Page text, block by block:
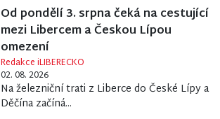
Od pondělí 3. srpna čeká na cestující
mezi Libercem a Českou Lípou
omezení
Redakce iLIBERECKO
02. 08. 2026
Na železniční trati z Liberce do České Lípy a
Děčína začíná...